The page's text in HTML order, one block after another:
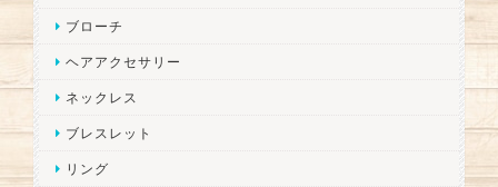
ブローチ
ヘアアクセサリー
ネックレス
ブレスレット
リング